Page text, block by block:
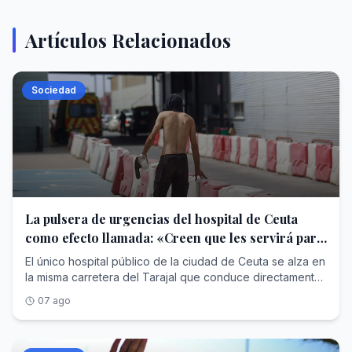
Artículos Relacionados
Sociedad
La pulsera de urgencias del hospital de Ceuta
como efecto llamada: «Creen que les servirá para
pedir asilo»
El único hospital público de la ciudad de Ceuta se alza en
la misma carretera del Tarajal que conduce directamente
ciudad y el punto de referencia sanitario en la zona
fronteriza. El hospital está siempre bajo presión, incluso
sin la llegada masiva de inmigrantes como la que tuvo
07 ago